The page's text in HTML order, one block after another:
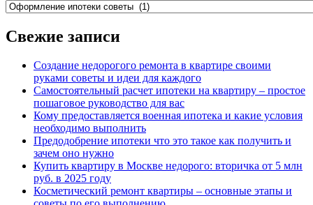
Свежие записи
Создание недорогого ремонта в квартире своими
руками советы и идеи для каждого
Самостоятельный расчет ипотеки на квартиру – простое
пошаговое руководство для вас
Кому предоставляется военная ипотека и какие условия
необходимо выполнить
Предодобрение ипотеки что это такое как получить и
зачем оно нужно
Купить квартиру в Москве недорого: вторичка от 5 млн
руб. в 2025 году
Косметический ремонт квартиры – основные этапы и